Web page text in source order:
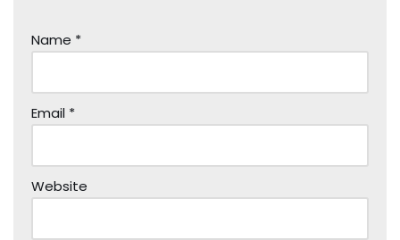
Name *
Email *
Website